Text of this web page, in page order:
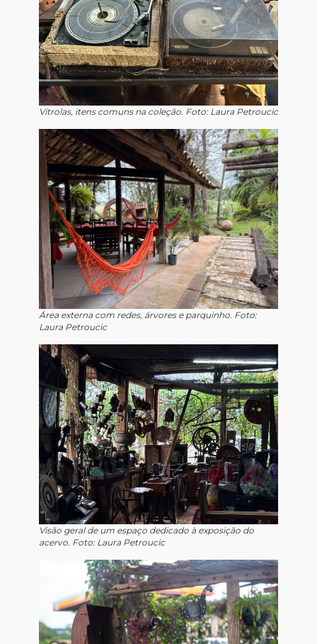
Vitrolas, itens comuns na coleção. Foto: Laura Petroucic
Área externa com redes, árvores e parquinho. Foto:
Laura Petroucic
Visão geral de um espaço dedicado à exposição do
acervo. Foto: Laura Petroucic